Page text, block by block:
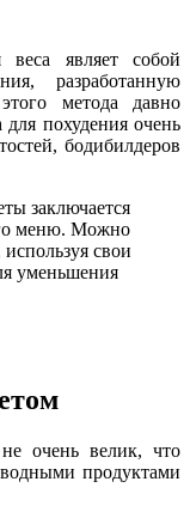
веса являет собой
разработанную
метода давно
для похудения очень
бодибилдеров
заключается
меню. Можно
свои
уменьшения
очень велик, что
продуктами